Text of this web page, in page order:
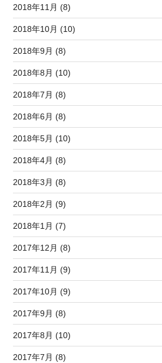
2018年11月 (8)
2018年10月 (10)
2018年9月 (8)
2018年8月 (10)
2018年7月 (8)
2018年6月 (8)
2018年5月 (10)
2018年4月 (8)
2018年3月 (8)
2018年2月 (9)
2018年1月 (7)
2017年12月 (8)
2017年11月 (9)
2017年10月 (9)
2017年9月 (8)
2017年8月 (10)
2017年7月 (8)